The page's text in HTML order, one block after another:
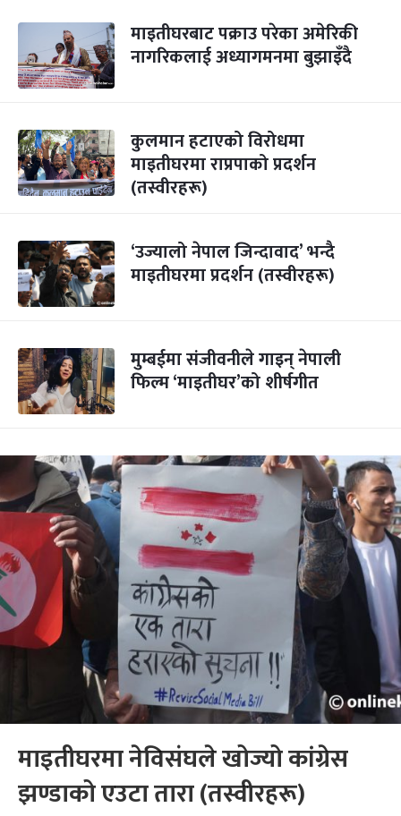
माइतीघरबाट पक्राउ परेका अमेरिकी
नागरिकलाई अध्यागमनमा बुझाइँदै
कुलमान हटाएको विरोधमा
माइतीघरमा राप्रपाको प्रदर्शन
(तस्वीरहरू)
‘उज्यालो नेपाल जिन्दावाद’ भन्दै
माइतीघरमा प्रदर्शन (तस्वीरहरू)
मुम्बईमा संजीवनीले गाइन् नेपाली
फिल्म ‘माइतीघर’को शीर्षगीत
माइतीघरमा नेविसंघले खोज्यो कांग्रेस
झण्डाको एउटा तारा (तस्वीरहरू)